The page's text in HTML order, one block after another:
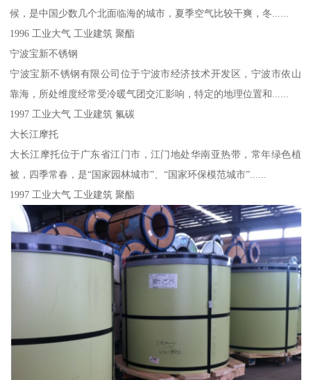
候，是中国少数几个北面临海的城市，夏季空气比较干爽，冬......
1996 工业大气 工业建筑 聚酯
宁波宝新不锈钢
宁波宝新不锈钢有限公司位于宁波市经济技术开发区，宁波市依山
靠海，所处维度经常受冷暖气团交汇影响，特定的地理位置和......
1997 工业大气 工业建筑 氟碳
大长江摩托
大长江摩托位于广东省江门市，江门地处华南亚热带，常年绿色植
被，四季常春，是“国家园林城市”、“国家环保模范城市”......
1997 工业大气 工业建筑 聚酯